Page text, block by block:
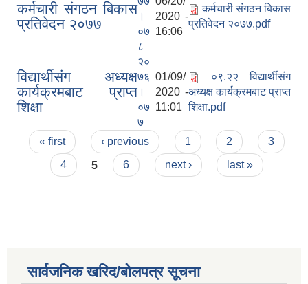
कर्मचारी संगठन बिकास
प्रतिवेदन २०७७
।
०७
८
2020 -
16:06
कर्मचारी संगठन बिकास
प्रतिवेदन २०७७.pdf
विद्यार्थीसंग अध्यक्ष
कार्यक्रमबाट प्राप्त
शिक्षा
२०
७६
।
०७
७
01/09/
2020 -
11:01
०९.२२ विद्यार्थीसंग
अध्यक्ष कार्यक्रमबाट प्राप्त
शिक्षा.pdf
Pages
« first ‹ previous 1 2
3
4
5 6 next › last »
सार्वजनिक खरिद/बोलपत्र सूचना